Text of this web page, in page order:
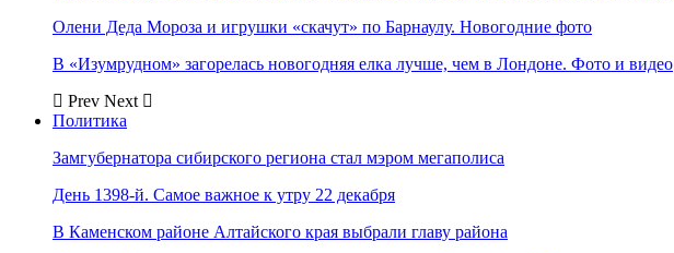
Олени Деда Мороза и игрушки «скачут» по Барнаулу. Новогодние фото
В «Изумрудном» загорелась новогодняя елка лучше, чем в Лондоне. Фото и видео
Prev Next
Политика
Замгубернатора сибирского региона стал мэром мегаполиса
День 1398-й. Самое важное к утру 22 декабря
В Каменском районе Алтайского края выбрали главу района